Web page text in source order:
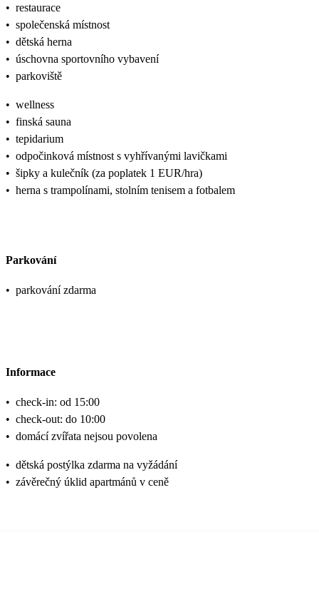
• restaurace
• společenská místnost
• dětská herna
• úschovna sportovního vybavení
• parkoviště
• wellness
• finská sauna
• tepidarium
• odpočinková místnost s vyhřívanými lavičkami
• šipky a kulečník (za poplatek 1 EUR/hra)
• herna s trampolínami, stolním tenisem a fotbalem
Parkování
• parkování zdarma
Informace
• check-in: od 15:00
• check-out: do 10:00
• domácí zvířata nejsou povolena
• dětská postýlka zdarma na vyžádání
• závěrečný úklid apartmánů v ceně